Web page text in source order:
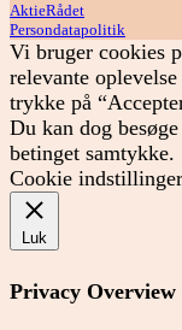
AktieRådet
Persondatapolitik
Vi bruger cookies
relevante
trykke på
Du kan dog
betinget samtykke.
Cookie indstillinger
Luk
Privacy Overview